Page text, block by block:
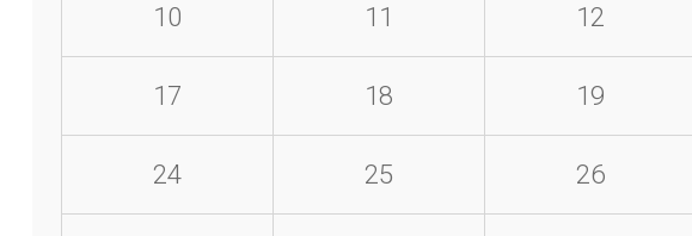
10 11 12
17 18 19
24 25 26